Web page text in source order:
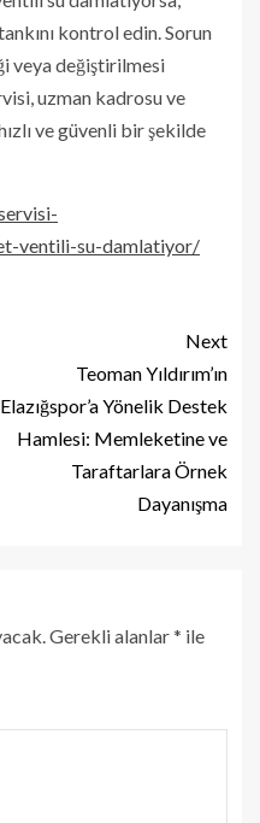
kontrol edin. Sorun
veya değiştirilmesi
uzman kadrosu ve
ve güvenli bir şekilde
ventili-su-damlatiyor/
Next
Teoman Yıldırım’ın
Elazığspor’a Yönelik Destek
Hamlesi: Memleketine ve
Taraftarlara Örnek
Dayanışma
Gerekli alanlar* ile